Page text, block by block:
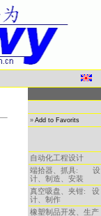
» Add to Favorits
自动化工程设计
端拾器、抓具: 设
计、制造、安装
真空吸盘、夹钳: 设
计、制作
橡塑制品开发、生产